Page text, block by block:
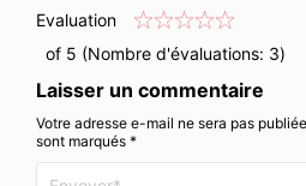
Evaluation
of 5 (Nombre d'évaluations: 3)
Laisser un commentaire
Votre adresse e-mail ne sera pas
sont marqués *